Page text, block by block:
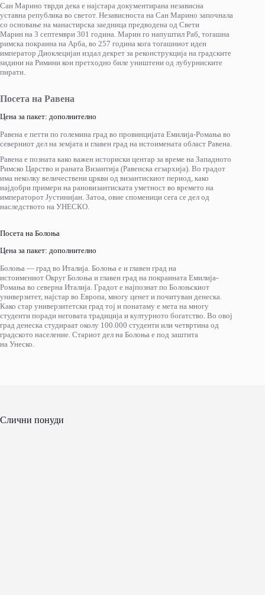
Сан Марино тврди дека е најстара документирана независна
уставна република во светот. Независноста на Сан Марино започнала
со основање на манастирска заедница предводена од Свети
Марин на 3 септември 301 година. Марин го напуштил Раб, тогашна
римска покраина на Арба, во 257 година кога тогашниот иден
император Диоклецијан издал декрет за реконструкција на градските
ѕидини на Римини кои претходно биле уништени од лубурниските
пирати.
Посета на Равена
Цена за пакет: дополнително
Равена е петти по големина град во провинцијата Емилија-Ромања во
северниот дел на земјата и главен град на истоимената област Равена.
Равена е позната како важен историски центар за време на Западното
Римско Царство и раната Византија (Равенска егзархија). Во градот
има неколку величествени цркви од византискиот период, како
најдобри примери на рановизантиската уметност во времето на
императорот Јустинијан. Затоа, овие споменици сега се дел од
наследството на УНЕСКО.
Посета на Болоња
Цена за пакет: дополнително
Болоња — град во Италија. Болоња е и главен град на
истоимениот Округ Болоња и главен град на покраината Емилија-
Ромања во северна Италија. Градот е најпознат по Болоњскиот
универзитет, најстар во Европа, многу ценет и почитуван денеска.
Како стар универзитетски град тој и понатаму е мета на многу
студенти поради неговата традиција и културното богатство. Во овој
град денеска студираат околу 100.000 студенти или четвртина од
градското население. Стариот дел на Болоња е под заштита
на Унеско.
Слични понуди